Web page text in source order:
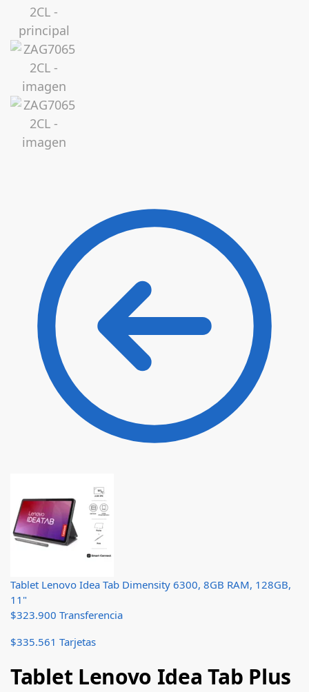
Tablet Lenovo Idea Tab Dimensity 6300, 8GB RAM, 128GB,
11"
$323.900 Transferencia
$335.561 Tarjetas
Tablet Lenovo Idea Tab Plus